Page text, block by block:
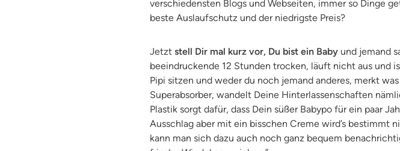
verschiedensten Blogs und Webseiten, immer so Dinge
beste Auslaufschutz und der niedrigste Preis?
Jetztstell Dir mal kurz vor, Du bist ein Baby und jemand
beeindruckende 12 Stunden trocken, läuft nicht aus und
Pipi sitzen und weder du noch jemand anderes, merkt
Superabsorber, wandelt Deine Hinterlassenschaften
Plastik sorgt dafür, dass Dein süßer Babypo für ein paar
Ausschlag aber mit ein bisschen Creme wird’s bestimmt
kann man sich dazu auch noch ganz bequem